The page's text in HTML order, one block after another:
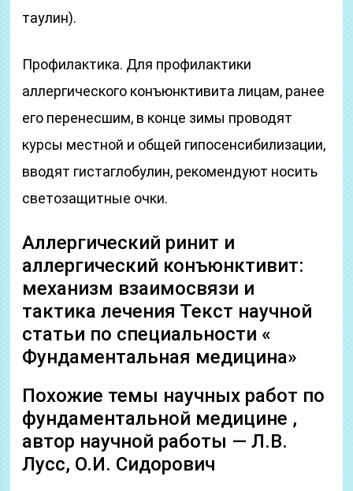
таулин).
Профилактика. Для профилактики
аллергического конъюнктивита лицам, ранее
его перенесшим, в конце зимы проводят
курсы местной и общей гипосенсибилизации,
вводят гистаглобулин, рекомендуют носить
светозащитные очки.
Аллергический ринит и
аллергический конъюнктивит:
механизм взаимосвязи и
тактика лечения Текст научной
статьи по специальности «
Фундаментальная медицина»
Похожие темы научных работ по
фундаментальной медицине ,
автор научной работы — Л.В.
Лусс, О.И. Сидорович